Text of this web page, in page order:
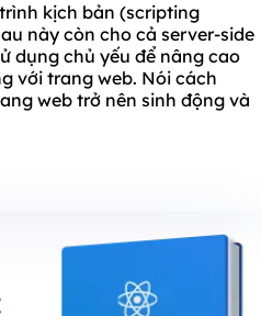
kịch bản (scripting
này còn cho cả server-side
dụng chủ yếu để nâng cao
với trang web. Nói cách
web trở nên sinh động và